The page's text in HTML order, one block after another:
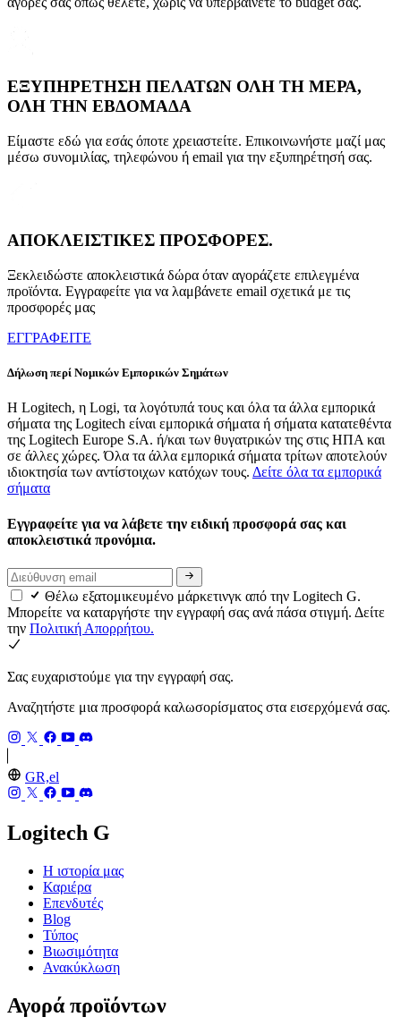
ΕΞΥΠΗΡΕΤΗΣΗ ΠΕΛΑΤΩΝ ΟΛΗ ΤΗ ΜΕΡΑ,
ΟΛΗ ΤΗΝ ΕΒΔΟΜΑΔΑ
Είμαστε εδώ για εσάς όποτε χρειαστείτε. Επικοινωνήστε μαζί μας
μέσω συνομιλίας, τηλεφώνου ή email για την εξυπηρέτησή σας.
ΑΠΟΚΛΕΙΣΤΙΚΕΣ ΠΡΟΣΦΟΡΕΣ.
Ξεκλειδώστε αποκλειστικά δώρα όταν αγοράζετε επιλεγμένα
προϊόντα. Εγγραφείτε για να λαμβάνετε email σχετικά με τις
προσφορές μας
ΕΓΓΡΑΦΕΙΤΕ
Δήλωση περί Νομικών Εμπορικών Σημάτων
Η Logitech, η Logi, τα λογότυπά τους και όλα τα άλλα εμπορικά
σήματα της Logitech είναι εμπορικά σήματα ή σήματα κατατεθέντα
της Logitech Europe S.A. ή/και των θυγατρικών της στις ΗΠΑ και
σε άλλες χώρες. Όλα τα άλλα εμπορικά σήματα τρίτων αποτελούν
ιδιοκτησία των αντίστοιχων κατόχων τους. Δείτε όλα τα εμπορικά
σήματα
Εγγραφείτε για να λάβετε την ειδική προσφορά σας και
αποκλειστικά προνόμια.
Θέλω εξατομικευμένο μάρκετινγκ από την Logitech G.
Μπορείτε να καταργήστε την εγγραφή σας ανά πάσα στιγμή. Δείτε
την Πολιτική Απορρήτου.
Σας ευχαριστούμε για την εγγραφή σας.
Αναζητήστε μια προσφορά καλωσορίσματος στα εισερχόμενά σας.
GR,el
Logitech G
Η ιστορία μας
Καριέρα
Επενδυτές
Blog
Τύπος
Βιωσιμότητα
Ανακύκλωση
Αγορά προϊόντων